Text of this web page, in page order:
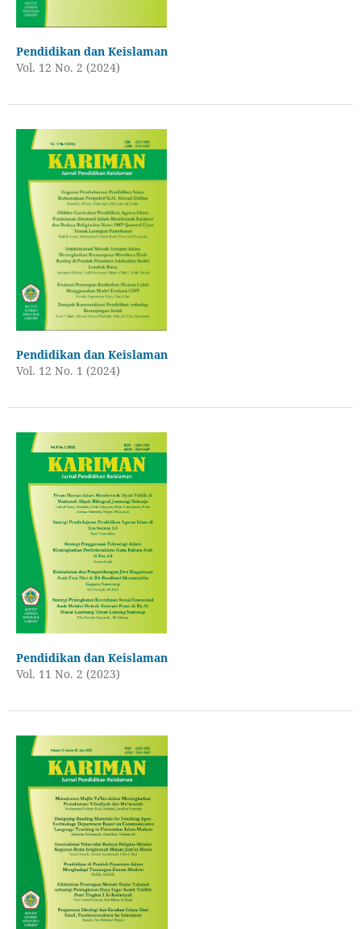
Pendidikan dan Keislaman
Vol. 12 No. 2 (2024)
Pendidikan dan Keislaman
Vol. 12 No. 1 (2024)
Pendidikan dan Keislaman
Vol. 11 No. 2 (2023)